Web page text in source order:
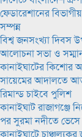
ফেডারেশানের
সম্পন্ন
বিশ্ব জনসংখ্যা দিবস
আলোচনা সভা ও
কানাইঘাটের কিশোর
সায়েমের আদালতে
রিমান্ড চাইবে পুলিশ
কানাইঘাট রাজাগঞ্জে
পর সুরমা নদীতে
কানাইঘাটে চাঞ্চল্যকর